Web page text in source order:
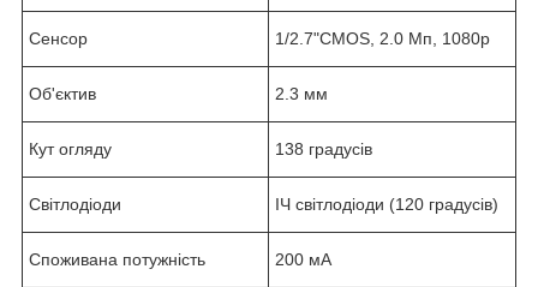
Сенсор 1/2.7"CMOS, 2.0 Мп, 1080p
Об'єктив 2.3 мм
Кут огляду 138 градусів
Світлодіоди ІЧ світлодіоди (120 градусів)
Споживана потужність 200 мА